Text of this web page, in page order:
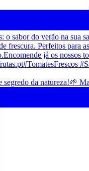
segredo da natureza!🌱